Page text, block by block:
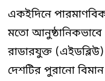
একইদিনে পারমাণবিক
মতো
রাডারযুক্ত
দেশটির পুরানো